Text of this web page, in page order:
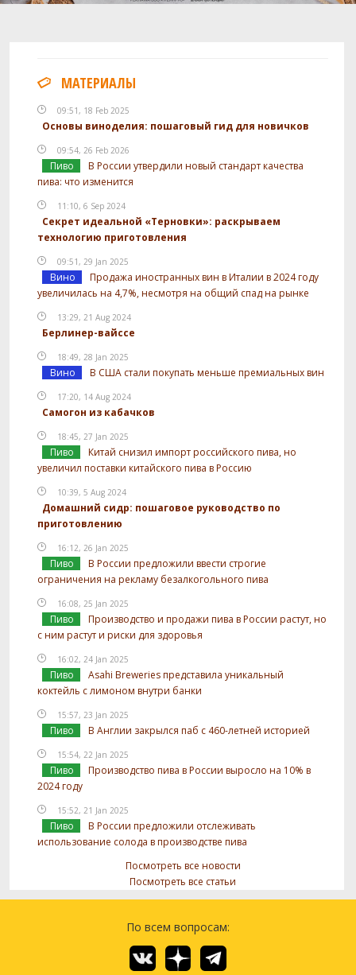
МАТЕРИАЛЫ
09:51, 18 Feb 2025
Основы виноделия: пошаговый гид для новичков
09:54, 26 Feb 2026
Пиво
В России утвердили новый стандарт качества
пива: что изменится
11:10, 6 Sep 2024
Секрет идеальной «Терновки»: раскрываем
технологию приготовления
09:51, 29 Jan 2025
Вино
Продажа иностранных вин в Италии в 2024 году
увеличилась на 4,7%, несмотря на общий спад на рынке
13:29, 21 Aug 2024
Берлинер-вайссе
18:49, 28 Jan 2025
Вино В США стали покупать меньше премиальных вин
17:20, 14 Aug 2024
Самогон из кабачков
18:45, 27 Jan 2025
Пиво
Китай снизил импорт российского пива, но
увеличил поставки китайского пива в Россию
10:39, 5 Aug 2024
Домашний сидр: пошаговое руководство по
приготовлению
16:12, 26 Jan 2025
Пиво
В России предложили ввести строгие
ограничения на рекламу безалкогольного пива
16:08, 25 Jan 2025
Пиво
Производство и продажи пива в России растут, но
с ним растут и риски для здоровья
16:02, 24 Jan 2025
Пиво
Asahi Breweries представила уникальный
коктейль с лимоном внутри банки
15:57, 23 Jan 2025
Пиво В Англии закрылся паб с 460-летней историей
15:54, 22 Jan 2025
Пиво
Производство пива в России выросло на 10% в
2024 году
15:52, 21 Jan 2025
Пиво
В России предложили отслеживать
использование солода в производстве пива
Посмотреть все новости
Посмотреть все статьи
По всем вопросам: